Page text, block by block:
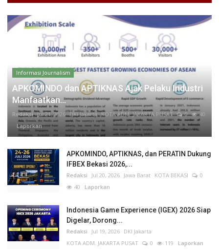
Informasi Journalism
APKOMINDO dan APTIKNAS Ajak Pelaku Industri
Manfaatkan...
Redaksi Jul 21, 2026 DKI Jakarta KOTA ADM. JAKARTA PUSAT 0
40
Laporkan
APKOMINDO, APTIKNAS, dan PERATIN Dukung
IFBEX Bekasi 2026,...
Redaksi Jul 20, 2026 Jawa Barat KOTA BEKASI
0
40 Laporkan
Indonesia Game Experience (IGEX) 2026 Siap
Digelar, Dorong...
Redaksi Jul 19, 2026 DKI Jakarta
KOTA ADM. JAKARTA PUSAT
0 119 Laporkan